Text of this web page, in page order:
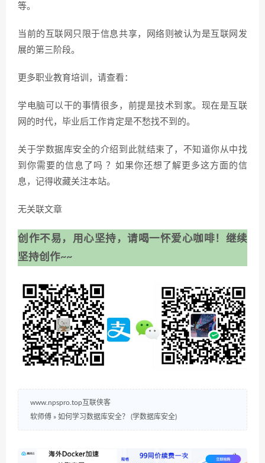
等。
当前的互联网只限于信息共享，网络则被认为是互联网发
展的第三阶段。
更多职业教育培训，请查看：
学电脑可以干的事情很多，前提是技术到家。现在是互联
网的时代，毕业后工作肯定是不愁找不到的。
关于学数据库安全的介绍到此就结束了，不知道你从中找
到你需要的信息了吗 ？如果你还想了解更多这方面的信
息，记得收藏关注本站。
无关联文章
创作不易，用心坚持，请喝一怀爱心咖啡！继续
坚持创作~~
www.npspro.top互联侠客
软师傅 » 如何学习数据库安全？ (学数据库安全)